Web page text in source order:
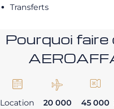
Transferts
Pourquoi faire
Location 20 000 45 000